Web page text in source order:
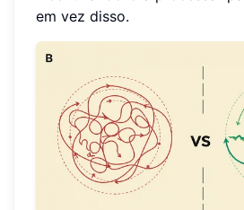
em vez disso.